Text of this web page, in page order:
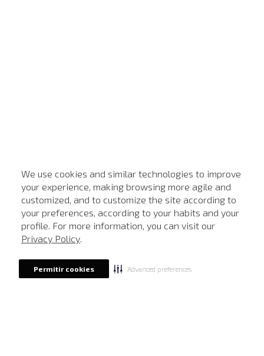
We use cookies and similar technologies to improve
your experience, making browsing more agile and
customized, and to customize the site according to
your preferences, according to your habits and your
profile. For more information, you can visit our
Privacy Policy.
Permitir cookies Advanced preferences